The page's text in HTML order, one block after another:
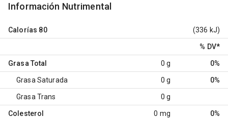
Información Nutrimental
Calorías 80 (336 kJ)
% DV*
Grasa Total 0 g 0%
Grasa Saturada 0 g 0%
Grasa Trans 0 g
Colesterol 0 mg 0%